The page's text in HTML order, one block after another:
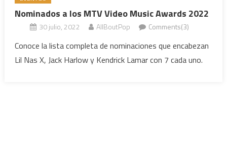
Nominados a los MTV Video Music Awards 2022
30 julio, 2022 AllBoutPop Comments(3)
Conoce la lista completa de nominaciones que encabezan
Lil Nas X, Jack Harlow y Kendrick Lamar con 7 cada uno.